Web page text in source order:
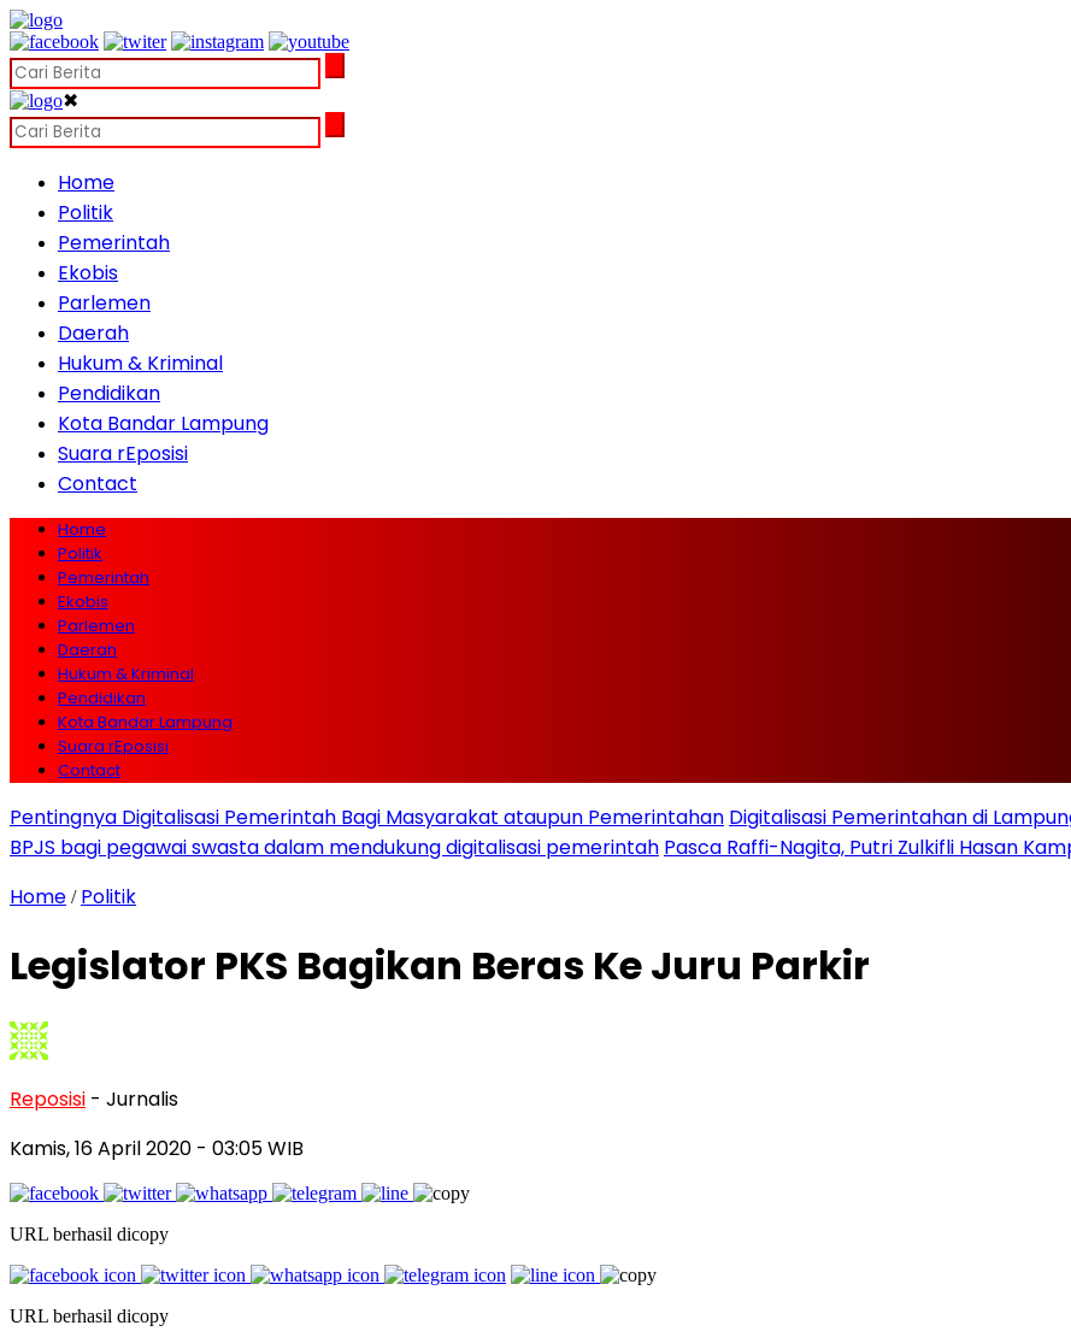
✖
Home
Politik
Pemerintah
Ekobis
Parlemen
Daerah
Hukum & Kriminal
Pendidikan
Kota Bandar Lampung
Suara rEposisi
Contact
Home
Politik
Pemerintah
Ekobis
Parlemen
Daerah
Hukum & Kriminal
Pendidikan
Kota Bandar Lampung
Suara rEposisi
Contact
Pentingnya Digitalisasi Pemerintah Bagi Masyarakat ataupun Pemerintahan Digitalisasi Pemerintahan di
BPJS bagi pegawai swasta dalam mendukung digitalisasi pemerintah Pasca Raffi-Nagita, Putri Zulkifli Hasan
Home / Politik
Legislator PKS Bagikan Beras Ke Juru Parkir
Reposisi - Jurnalis
Kamis, 16 April 2020 - 03:05 WIB
URL berhasil dicopy
URL berhasil dicopy